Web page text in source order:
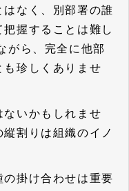
なく、別部署の誰
握することは難し
がら、完全に他部
珍しくありませ
ないかもしれませ
割りは組織のイノ
掛け合わせは重要